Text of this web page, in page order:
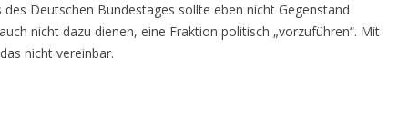
Deutschen Bundestages sollte eben nicht Gegenstand
nicht dazu dienen, eine Fraktion politisch „vorzuführen“. Mit
nicht vereinbar.